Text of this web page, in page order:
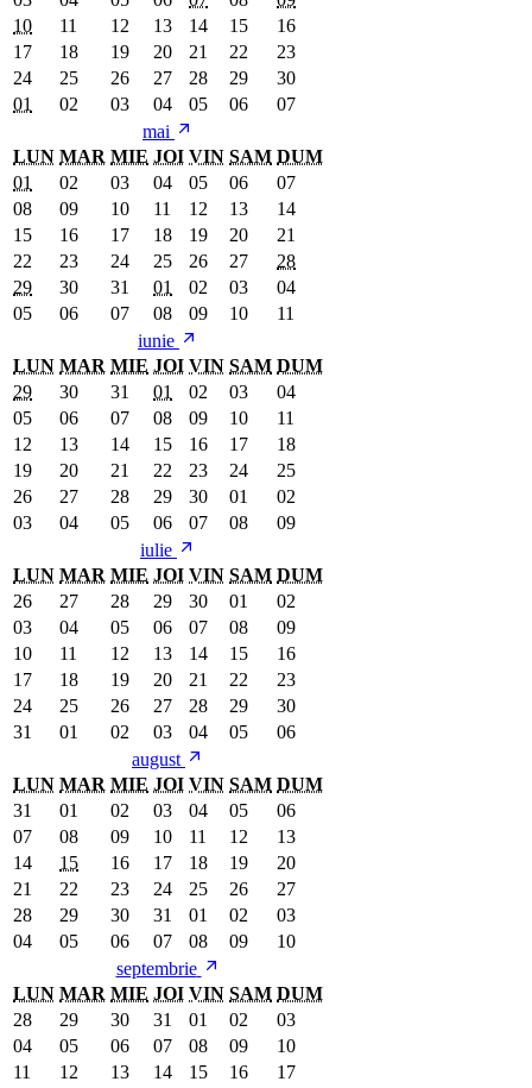
10
11 12 13 14 15
16
17
18 19 20 21 22
23
24
25 26 27 28 29
30
01
02 03 04 05 06
07
mai
LUN MAR MIE JOI VIN SAM DUM
01
02 03 04 05 06
07
08
09 10 11 12 13
14
15
16 17 18 19 20
21
22
23 24 25 26 27
28
29
30 31 01 02 03
04
05
06 07 08 09 10
11
iunie
LUN MAR MIE JOI VIN SAM DUM
29
30 31 01 02 03
04
05
06 07 08 09 10
11
12
13 14 15 16 17
18
19
20 21 22 23 24
25
26
27 28 29 30 01
02
03
04 05 06 07 08
09
iulie
LUN MAR MIE JOI VIN SAM DUM
26
27 28 29 30 01
02
03
04 05 06 07 08
09
10
11 12 13 14 15
16
17
18 19 20 21 22
23
24
25 26 27 28 29
30
31
01 02 03 04 05
06
august
LUN MAR MIE JOI VIN SAM DUM
31
01 02 03 04 05
06
07
08 09 10 11 12
13
14
15 16 17 18 19
20
21
22 23 24 25 26
27
28
29 30 31 01 02
03
04
05 06 07 08 09
10
septembrie
LUN MAR MIE JOI VIN SAM DUM
28
29 30 31 01 02
03
04
05 06 07 08 09
10
11
12 13 14 15 16
17